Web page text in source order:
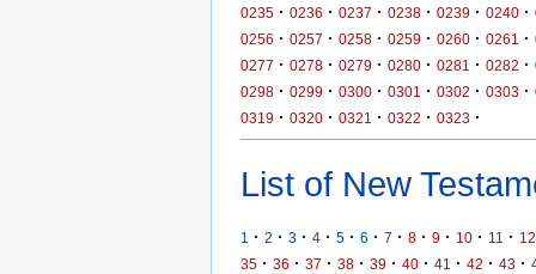
0235 · 0236 · 0237 · 0238 · 0239 · 0240 ·
0256 · 0257 · 0258 · 0259 · 0260 · 0261 ·
0277 · 0278 · 0279 · 0280 · 0281 · 0282 ·
0298 · 0299 · 0300 · 0301 · 0302 · 0303 ·
0319 · 0320 · 0321 · 0322 · 0323 ·
List of New
1 · 2 · 3 · 4 · 5 · 6 · 7 · 8 · 9 · 10 · 11 · 12
35 · 36 · 37 · 38 · 39 · 40 · 41 · 42 · 43 ·